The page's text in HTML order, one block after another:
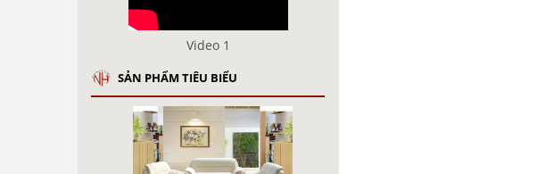
Video 1
SẢN PHẨM TIÊU BIỂU